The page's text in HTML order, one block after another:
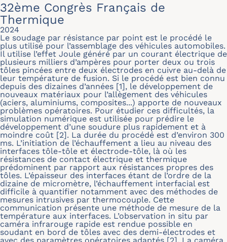
32ème Congrès Français de
Thermique
2024
Le soudage par résistance par point est le procédé le
plus utilisé pour l’assemblage des véhicules automobiles.
Il utilise l’effet Joule généré par un courant électrique de
plusieurs milliers d’ampères pour porter deux ou trois
tôles pincées entre deux électrodes en cuivre au-delà de
leur température de fusion. Si le procédé est bien connu
depuis des dizaines d’années [1], le développement de
nouveaux matériaux pour l’allègement des véhicules
(aciers, aluminiums, composites...) apporte de nouveaux
problèmes opératoires. Pour étudier ces difficultés, la
simulation numérique est utilisée pour prédire le
développement d’une soudure plus rapidement et à
moindre coût [2]. La durée du procédé est d’environ 300
ms. L’initiation de l’échauffement a lieu au niveau des
interfaces tôle-tôle et électrode-tôle, là où les
résistances de contact électrique et thermique
prédominent par rapport aux résistances propres des
tôles. L’épaisseur des interfaces étant de l’ordre de la
dizaine de micromètre, l’échauffement interfacial est
difficile à quantifier notamment avec des méthodes de
mesures intrusives par thermocouple. Cette
communication présente une méthode de mesure de la
température aux interfaces. L’observation in situ par
caméra infrarouge rapide est rendue possible en
soudant en bord de tôles avec des demi-électrodes et